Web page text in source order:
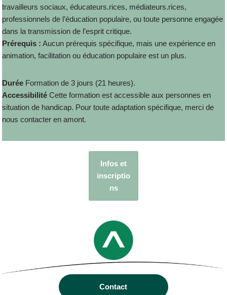
travailleurs sociaux, éducateurs.rices, médiateurs.rices,
professionnels de l’éducation populaire, ou toute personne engagée
dans la transmission de l’esprit critique.
Prérequis : Aucun prérequis spécifique, mais une expérience en
animation, facilitation ou éducation populaire est un plus.
Durée Formation de 3 jours (21 heures).
Accessibilité Cette formation est accessible aux personnes en
situation de handicap. Pour toute adaptation spécifique, merci de
nous contacter en amont.
Infos et
inscriptio
ns
Contact